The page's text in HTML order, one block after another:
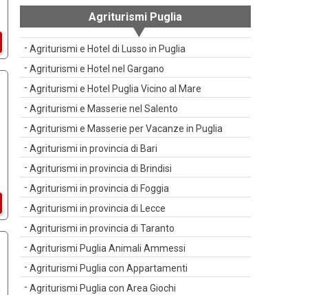
Agriturismi Puglia
Agriturismi e Hotel di Lusso in Puglia
Agriturismi e Hotel nel Gargano
Agriturismi e Hotel Puglia Vicino al Mare
Agriturismi e Masserie nel Salento
Agriturismi e Masserie per Vacanze in Puglia
Agriturismi in provincia di Bari
Agriturismi in provincia di Brindisi
Agriturismi in provincia di Foggia
Agriturismi in provincia di Lecce
Agriturismi in provincia di Taranto
Agriturismi Puglia Animali Ammessi
Agriturismi Puglia con Appartamenti
Agriturismi Puglia con Area Giochi